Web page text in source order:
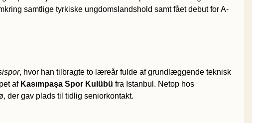
samtlige tyrkiske ungdomslandshold samt fået debut for A-
, hvor han tilbragte to læreår fulde af grundlæggende teknisk
af Kasımpaşa Spor Kulübü fra Istanbul. Netop hos
der gav plads til tidlig seniorkontakt.